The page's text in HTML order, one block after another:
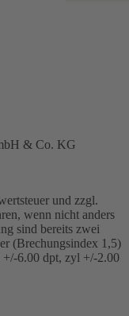
& Co. KG
und zzgl.
wenn nicht anders
sind bereits zwei
(Brechungsindex 1,5)
+/-6.00 dpt, zyl +/-2.00